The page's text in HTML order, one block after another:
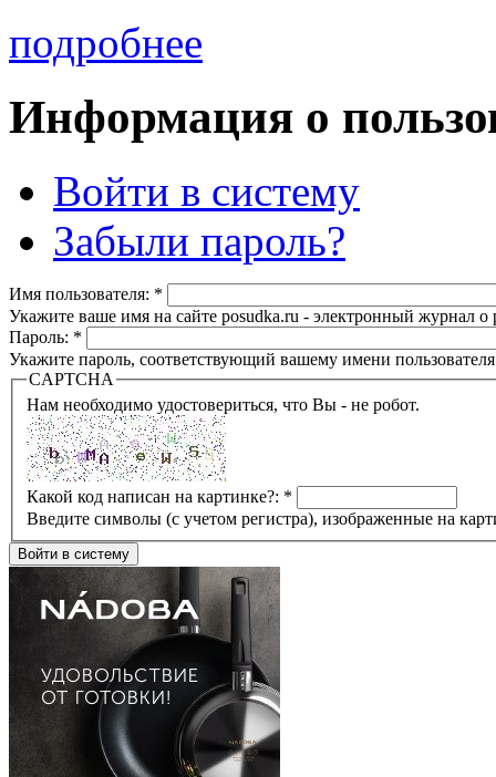
подробнее
Информация о
Войти в систему
Забыли пароль?
Имя пользователя: *
Укажите ваше имя на сайте posudka.ru - электронный журнал
Пароль: *
Укажите пароль, соответствующий вашему имени
CAPTCHA
Нам необходимо удостовериться, что Вы - не робот.
Какой код написан на картинке?: *
Введите символы (с учетом регистра), изображенные на